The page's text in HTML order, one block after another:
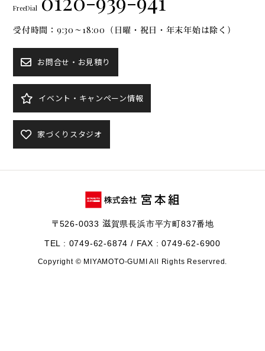
FreeDial
受付時間：9:30～18:00（日曜・祝日・年末年始は除く）
お問合せ・お見積り
イベント・キャンペーン情報
家づくりスタジオ
〒526-0033 滋賀県長浜市平方町837番地
TEL : 0749-62-6874 / FAX : 0749-62-6900
Copyright © MIYAMOTO-GUMI All Rights Reservred.